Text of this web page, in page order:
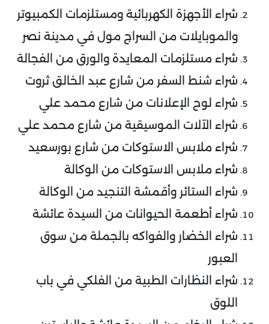
شراء الأجهزة الكهربائية ومستلزمات الكمبيوتر
والموبايلات من السراج مول في مدينة نصر
شراء مستلزمات المعايدة والورق من الفجالة
شراء شنط السفر من شارع عبد الخالق ثروت
شراء لوح الإعلانات من شارع محمد علي
شراء الآلات الموسيقية من شارع محمد علي
شراء ملابس الاستوكات من شارع بورسعيد
شراء ملابس الاستوكات من الوكالة
شراء الستائر وأقمشة التنجيد من الوكالة
شراء أطعمة الحيوانات من السيدة عائشة
شراء الخضار والفواكه بالجملة من سوق
العبور
شراء النظارات الطبية من الفلكي في باب
اللوق